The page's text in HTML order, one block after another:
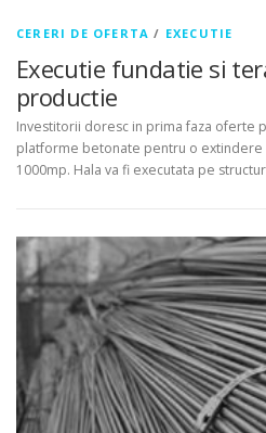
CERERI DE OFERTA / EXECUTIE
Executie fundatie si
productie
Investitorii doresc in prima faza oferte
platforme betonate pentru o extindere
1000mp. Hala va fi executata pe